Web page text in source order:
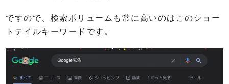
ですので、検索ボリュームも常に高いのはこのショー
トテイルキーワードです。